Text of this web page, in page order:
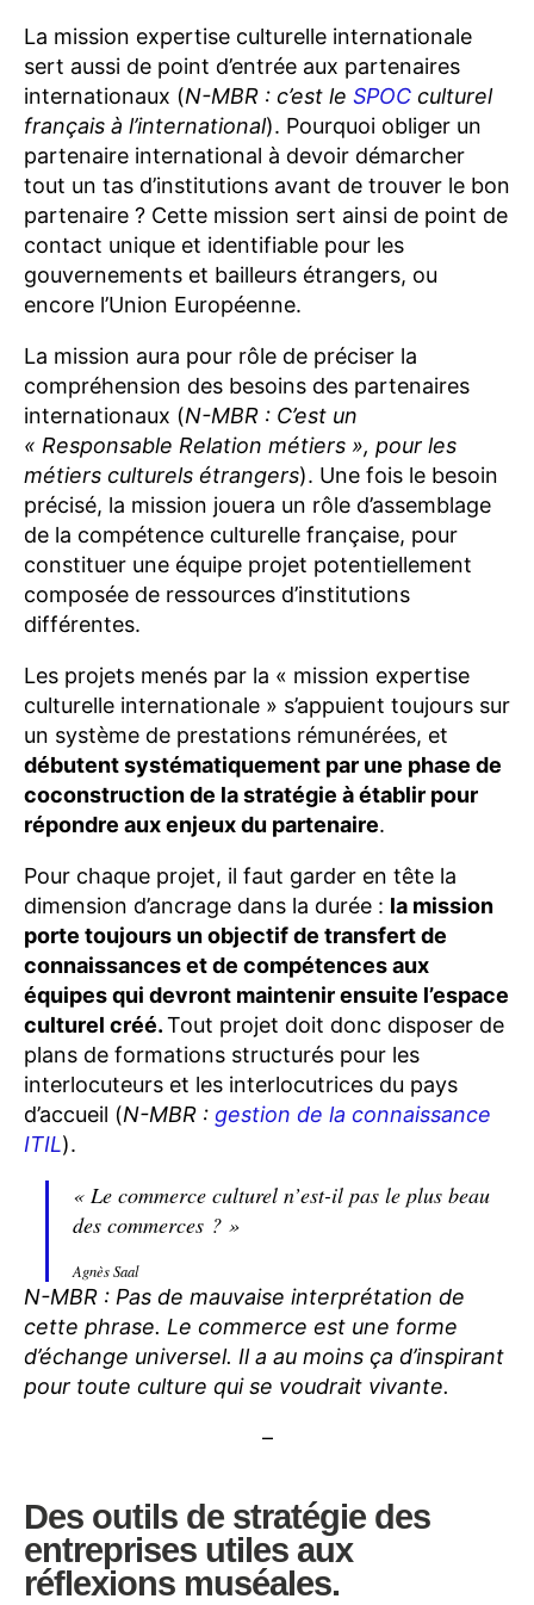
La mission expertise culturelle internationale
sert aussi de point d’entrée aux partenaires
internationaux (N-MBR : c’est le SPOC culturel
français à l’international). Pourquoi obliger un
partenaire international à devoir démarcher
tout un tas d’institutions avant de trouver le bon
partenaire ? Cette mission sert ainsi de point de
contact unique et identifiable pour les
gouvernements et bailleurs étrangers, ou
encore l’Union Européenne.
La mission aura pour rôle de préciser la
compréhension des besoins des partenaires
internationaux (N-MBR : C’est un
« Responsable Relation métiers », pour les
métiers culturels étrangers). Une fois le besoin
précisé, la mission jouera un rôle d’assemblage
de la compétence culturelle française, pour
constituer une équipe projet potentiellement
composée de ressources d’institutions
différentes.
Les projets menés par la « mission expertise
culturelle internationale » s’appuient toujours sur
un système de prestations rémunérées, et
débutent systématiquement par une phase de
coconstruction de la stratégie à établir pour
répondre aux enjeux du partenaire.
Pour chaque projet, il faut garder en tête la
dimension d’ancrage dans la durée : la mission
porte toujours un objectif de transfert de
connaissances et de compétences aux
équipes qui devront maintenir ensuite l’espace
culturel créé.Tout projet doit donc disposer de
plans de formations structurés pour les
interlocuteurs et les interlocutrices du pays
d’accueil (N-MBR : gestion de la connaissance
ITIL).
« Le commerce culturel n’est-il pas le plus beau
des commerces ? »
Agnès Saal
N-MBR : Pas de mauvaise interprétation de
cette phrase. Le commerce est une forme
d’échange universel. Il a au moins ça d’inspirant
pour toute culture qui se voudrait vivante.
–
Des outils de stratégie des
entreprises utiles aux
réflexions muséales.